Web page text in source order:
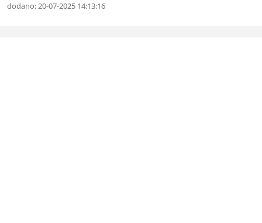
dodano: 20-07-2025 14:13:16